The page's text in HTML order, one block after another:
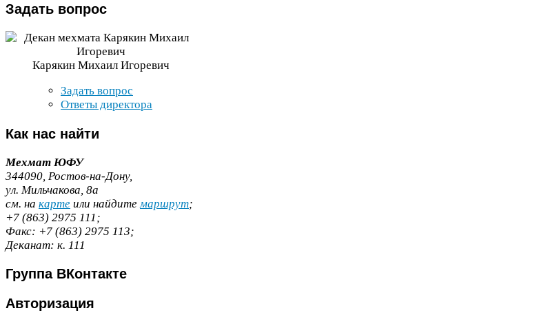
Задать вопрос
Карякин Михаил Игоревич
Задать вопрос
Ответы директора
Как нас найти
Мехмат ЮФУ
344090, Ростов-​на-​Дону,
ул. Мильчакова, 8а
cм. на карте или найдитемаршрут;
+7 (863) 2975 111;
Факс: +7 (863) 2975 113;
Деканат: к. 111
ГруппаВКонтакте
Авторизация